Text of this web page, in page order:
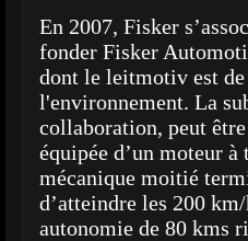
En 2007, Fisker
fonder Fisker
dont le leitmotiv est de
l'environnement. La
collaboration, peut
équipée d’un moteur
mécanique moitié
d’atteindre les 200
autonomie de 80 kms